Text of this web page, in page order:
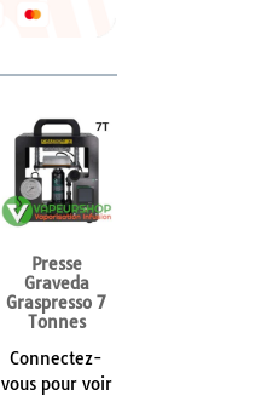
Presse
Graveda
Graspresso 7
Tonnes
Connectez-
vous pour voir